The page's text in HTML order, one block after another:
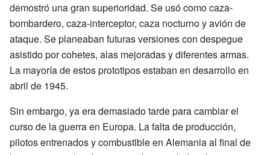
demostró una gran superioridad. Se usó como caza-
bombardero, caza-interceptor, caza nocturno y avión de
ataque. Se planeaban futuras versiones con despegue
asistido por cohetes, alas mejoradas y diferentes armas.
La mayoría de estos prototipos estaban en desarrollo en
abril de 1945.
Sin embargo, ya era demasiado tarde para cambiar el
curso de la guerra en Europa. La falta de producción,
pilotos entrenados y combustible en Alemania al final de